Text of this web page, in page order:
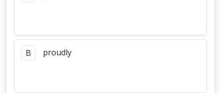
B proudly